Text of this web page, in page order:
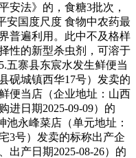
安法》的，食糖3批次，
安国度尺度 食物中农药最
普遍利用。此中不及格样
性的新型杀虫剂，可溶于
五寨县东宸水发生鲜便当
砚城镇西华17号）发卖的
便当店（企业地址：山西
进日期2025-09-09）的
永峰菜店（单元地址：
3号）发卖的标称出产企
出产日期2025-08-26）的